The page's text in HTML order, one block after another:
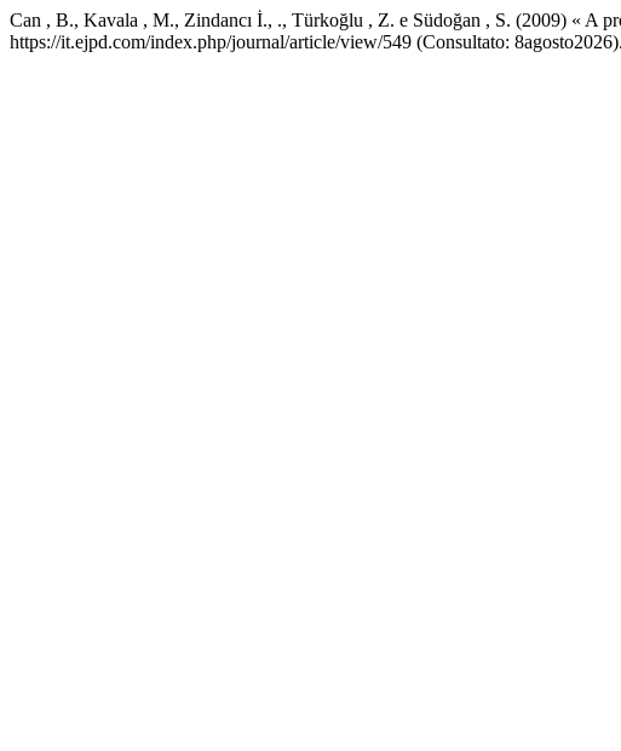
Can , B., Kavala , M., Zindancı İ., ., Türkoğlu , Z. e Südoğan , S. (2009) « A
https://it.ejpd.com/index.php/journal/article/view/549 (Consultato: 8agosto2026).